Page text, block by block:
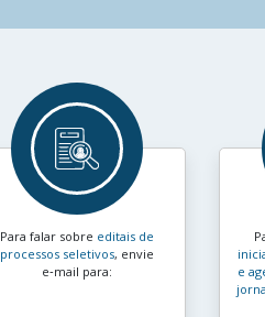
Para falar sobre editais de
processos seletivos, envie
e‑mail para:
e